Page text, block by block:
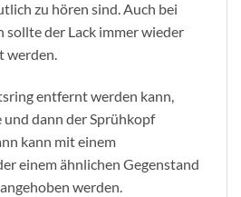
zu hören sind. Auch bei
sollte der Lack immer wieder
werden.
entfernt werden kann,
und dann der Sprühkopf
kann mit einem
einem ähnlichen Gegenstand
werden.